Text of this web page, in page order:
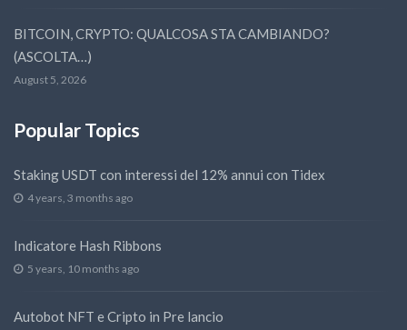
BITCOIN, CRYPTO: QUALCOSA STA CAMBIANDO?
(ASCOLTA…)
August 5, 2026
Popular Topics
Staking USDT con interessi del 12% annui con Tidex
4 years, 3 months ago
Indicatore Hash Ribbons
5 years, 10 months ago
Autobot NFT e Cripto in Pre lancio